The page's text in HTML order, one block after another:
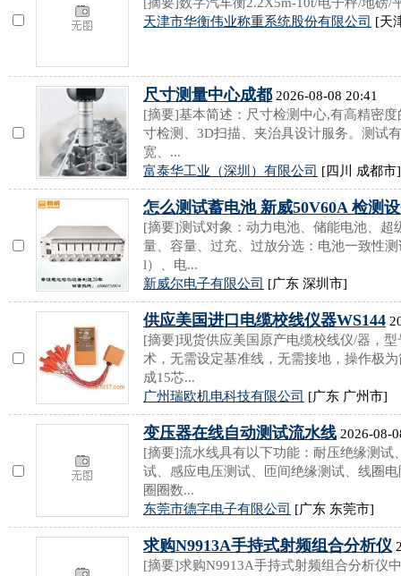
天津市华衡伟业称重系统股份有限公司 [天
尺寸测量中心成都2026-08-08 20:41
[摘要]基本简述：尺寸检测中心,有高精密
寸检测、3D扫描、夹治具设计服务。测试
宽、...
富泰华工业（深圳）有限公司 [四川 成都市]
怎么测试蓄电池 新威50V60A 检测
[摘要]测试对象：动力电池、储能电池、超
量、容量、过充、过放分选：电池一致性
l）、电...
新威尔电子有限公司 [广东 深圳市]
供应美国进口电缆校线仪器WS144
[摘要]现货供应美国原产电缆校线仪/器，
术，无需设定基准线，无需接地，操作极
成15芯...
广州瑞欧机电科技有限公司 [广东 广州市]
变压器在线自动测试流水线 2026-08-
[摘要]流水线具有以下功能：耐压绝缘测试
试、感应电压测试、匝间绝缘测试、线圈
圈圈数...
东莞市德字电子有限公司 [广东 东莞市]
求购N9913A手持式射频组合分析仪
[摘要]求购N9913A手持式射频组合分析仪